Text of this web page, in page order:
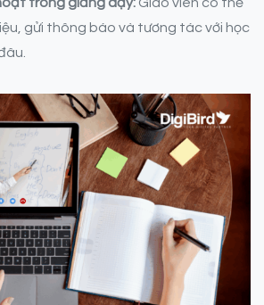
trong giảng dạy: Giáo viên có thể
gửi thông báo và tương tác với học